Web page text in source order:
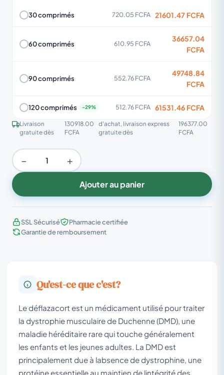
30 comprimés 720.05 FCFA 21601.47 FCFA
60 comprimés 610.95 FCFA
36657.04
FCFA
90 comprimés 552.76 FCFA
49748.84
FCFA
120 comprimés 512.76 FCFA 61531.46 FCFA
Livraison
gratuite dès
130918.00
FCFA
d'achat, livraison express
gratuite dès
196377.00
FCFA
− +
Ajouter au panier
SSL Sécurisé
Pharmacie certifiée
Garantie de remboursement
Qu'est-ce que c'est?
Le déflazacort est un médicament utilisé pour traiter
la dystrophie musculaire de Duchenne (DMD), une
maladie héréditaire rare qui touche généralement
les enfants et les jeunes adultes. La DMD est
principalement due à labsence de dystrophine, une
protéine essentielle au maintien de lintégrité des